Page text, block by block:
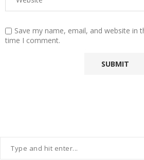
Save my name, email, and website in
time I comment.